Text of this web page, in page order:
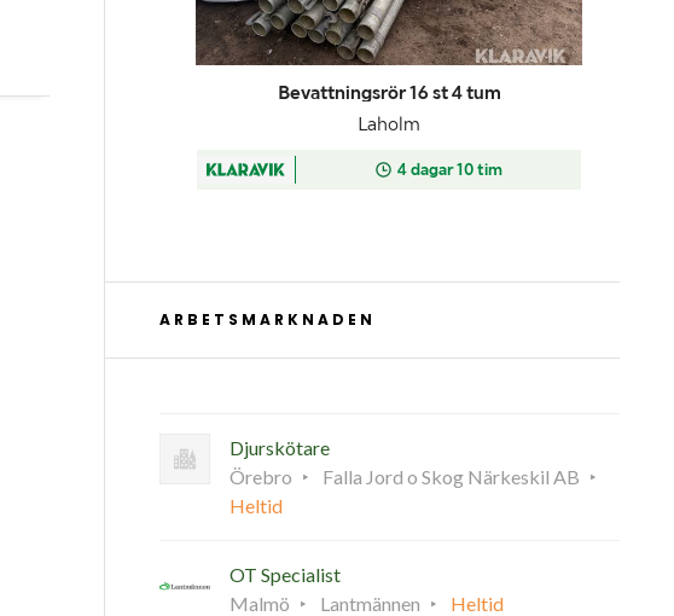
ARBETSMARKNADEN
Djurskötare
Örebro
Falla Jord o Skog Närkeskil AB
Heltid
OT Specialist
Malmö
Lantmännen Heltid